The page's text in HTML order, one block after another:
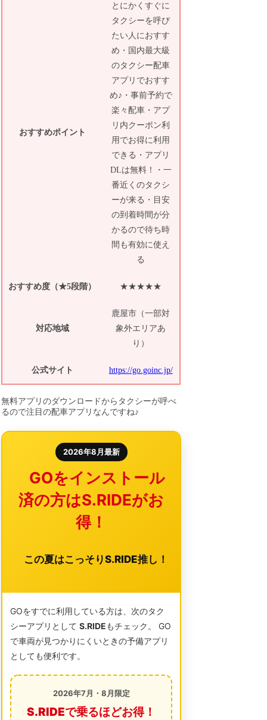
おすすめポイント
とにかくすぐに
タクシーを呼び
たい人におすす
め・国内最大級
のタクシー配車
アプリでおすす
め♪・事前予約で
楽々配車・アプ
リ内クーポン利
用でお得に利用
できる・アプリ
DLは無料！・一
番近くのタクシ
ーが来る・目安
の到着時間が分
かるので待ち時
間も有効に使え
る
おすすめ度（★5段階） ★★★★★
対応地域
鹿屋市（一部対
象外エリアあ
り）
公式サイト https://go.goinc.jp/
無料アプリのダウンロードからタクシーが呼べ
るので注目の配車アプリなんですね♪
2026年8月最新
GOをインストール
済の方はS.RIDEがお
得！
この夏はこっそりS.RIDE推し！
GOをすでに利用している方は、次のタク
シーアプリとしてS.RIDEもチェック。 GO
で車両が見つかりにくいときの予備アプリ
としても便利です。
2026年7月・8月限定
S.RIDEで乗るほどお得！